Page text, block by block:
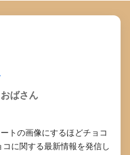
ばさん
トの画像にするほどチョコ
に関する最新情報を発信し